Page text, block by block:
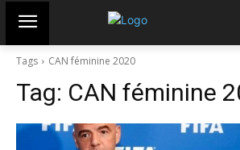
Tags CAN féminine 2020
Tag: CAN féminine